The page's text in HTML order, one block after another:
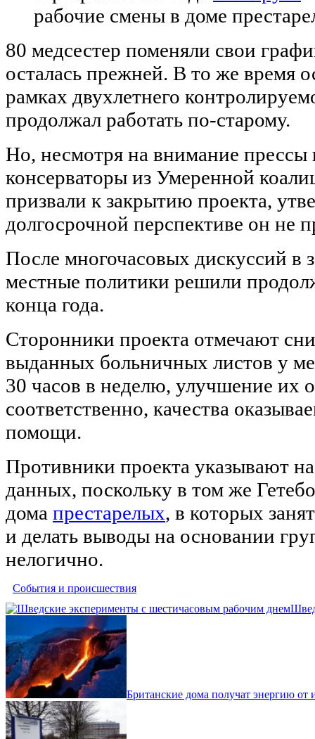
рабочие смены в доме
80 медсестер поменяли свои
осталась прежней. В то же время
рамках двухлетнего
продолжал работать по-старому.
Но, несмотря на внимание прессы
консерваторы из Умеренной
призвали к закрытию проекта,
долгосрочной перспективе он не
После многочасовых дискуссий в
местные политики решили
конца года.
Сторонники проекта отмечают
выданных больничных листов у
30 часов в неделю, улучшение их
соответственно, качества
помощи.
Противники проекта указывают
данных, поскольку в том же
дома престарелых, в которых
и делать выводы на основании
нелогично.
События и происшествия
Британские дома получат энергию от